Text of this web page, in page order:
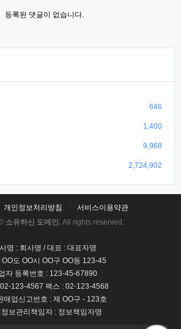
등록된 댓글이 없습니다.
646
1,400
9,968
2,724,902
개인정보처리방침
서비스이용약관
소유하신 도메인. All rights reserved.
명 : 회사명 / 대표 : 대표자명
OO도 OO시 OO구 OO동 123-45
자 등록번호 : 123-45-67890
123-4567 팩스 : 02-123-4568
매업신고번호 : 제 OO구 - 123호
보관리책임자 : 정보책임자명